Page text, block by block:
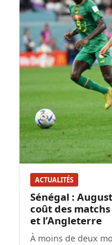
ACTUALITÉS
Sénégal :
coût des
et l’Angleterre
À moins de deux